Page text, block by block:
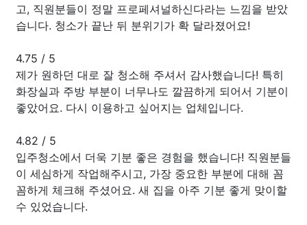
고, 직원분들이 정말 프로페셔널하신다라는 느낌을 받았
습니다. 청소가 끝난 뒤 분위기가 확 달라졌어요!
4.75 / 5
제가 원하던 대로 잘 청소해 주셔서 감사했습니다! 특히
화장실과 주방 부분이 너무나도 깔끔하게 되어서 기분이
좋았어요. 다시 이용하고 싶어지는 업체입니다.
4.82 / 5
입주청소에서 더욱 기분 좋은 경험을 했습니다! 직원분들
이 세심하게 작업해주시고, 가장 중요한 부분에 대해 꼼
꼼하게 체크해 주셨어요. 새 집을 아주 기분 좋게 맞이할
수 있었습니다.